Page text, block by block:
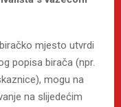
mjesto utvrdi
popisa birača (npr.
mogu na
na slijedećim